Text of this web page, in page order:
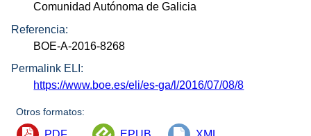
Comunidad Autónoma de Galicia
Referencia:
BOE-A-2016-8268
Permalink ELI:
https://www.boe.es/eli/es-ga/l/2016/07/08/8
Otros formatos: